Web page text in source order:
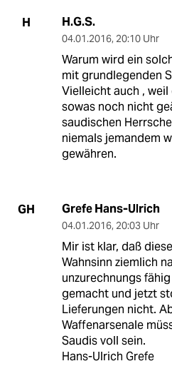
H H.G.S.
04.01.2016, 20:10 Uhr
Warum wird ein
mit grundlegenden
Vielleicht auch , weil
sowas noch nicht
saudischen
niemals jemandem
gewähren.
GH Grefe Hans-Ulrich
04.01.2016, 20:03 Uhr
Mir ist klar, daß
Wahnsinn ziemlich
unzurechnungs
gemacht und jetzt
Lieferungen nicht.
Waffenarsenale
Saudis voll sein.
Hans-Ulrich Grefe